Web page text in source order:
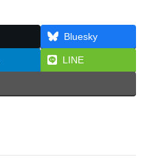
Bluesky
LINE